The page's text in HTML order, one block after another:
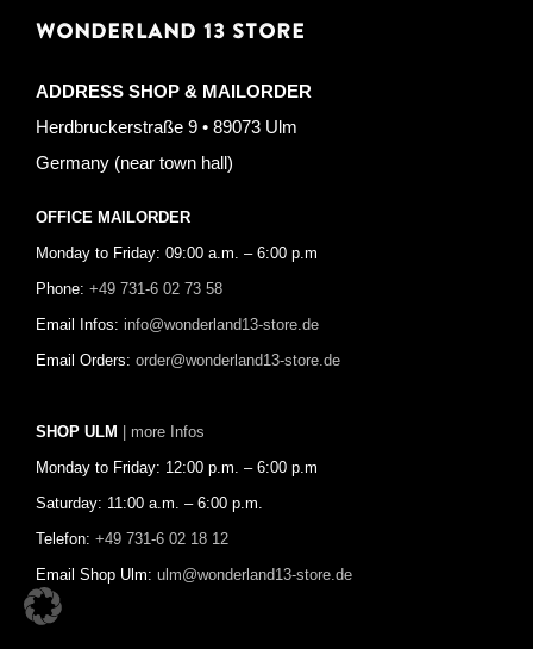
WONDERLAND 13 STORE
ADDRESS SHOP & MAILORDER
Herdbruckerstraße 9 • 89073 Ulm
Germany (near town hall)
OFFICE MAILORDER
Monday to Friday: 09:00 a.m. – 6:00 p.m
Phone: +49 731-6 02 73 58
Email Infos: info@wonderland13-store.de
Email Orders: order@wonderland13-store.de
SHOP ULM | more Infos
Monday to Friday: 12:00 p.m. – 6:00 p.m
Saturday: 11:00 a.m. – 6:00 p.m.
Telefon: +49 731-6 02 18 12
Email Shop Ulm: ulm@wonderland13-store.de